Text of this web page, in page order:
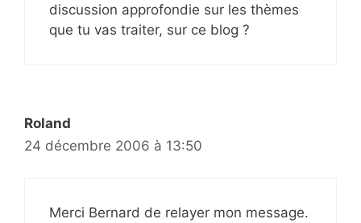
discussion approfondie sur les thèmes
que tu vas traiter, sur ce blog ?
Roland
24 décembre 2006 à 13:50
Merci Bernard de relayer mon message.